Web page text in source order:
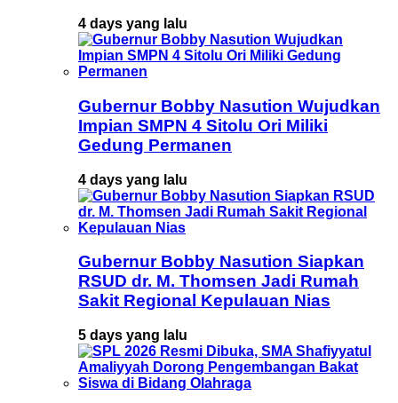
4 days yang lalu
Gubernur Bobby Nasution Wujudkan
Impian SMPN 4 Sitolu Ori Miliki
Gedung Permanen
4 days yang lalu
Gubernur Bobby Nasution Siapkan
RSUD dr. M. Thomsen Jadi Rumah
Sakit Regional Kepulauan Nias
5 days yang lalu